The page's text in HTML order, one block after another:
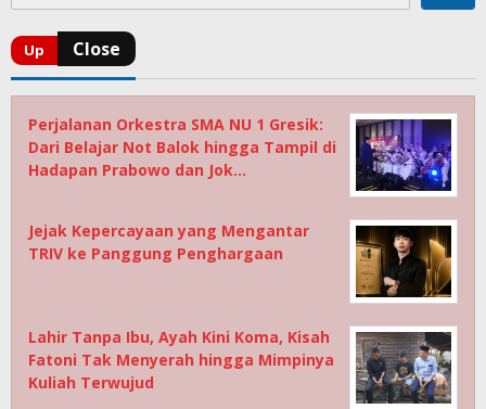
Perjalanan Orkestra SMA NU 1 Gresik:
Dari Belajar Not Balok hingga Tampil di
Hadapan Prabowo dan Jok…
Jejak Kepercayaan yang Mengantar
TRIV ke Panggung Penghargaan
Lahir Tanpa Ibu, Ayah Kini Koma, Kisah
Fatoni Tak Menyerah hingga Mimpinya
Kuliah Terwujud